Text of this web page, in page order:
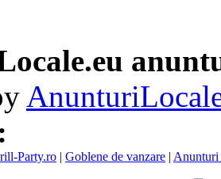
Party.ro | Goblene de vanzare | Anunturi